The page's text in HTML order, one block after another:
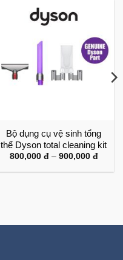
Bộ dụng cụ vệ sinh tổng
thể Dyson total cleaning kit
800,000 đ – 900,000 đ
từ